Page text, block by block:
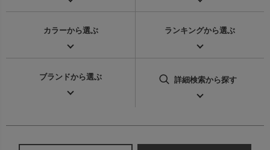
カラーから選ぶ ランキングから選ぶ
ブランドから選ぶ 詳細検索から探す